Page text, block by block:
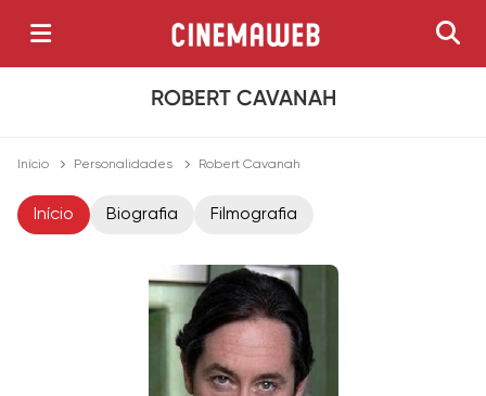
ROBERT CAVANAH
Início Personalidades Robert Cavanah
Início Biografia Filmografia